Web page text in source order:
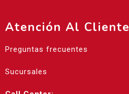
Atención Al Cliente
Preguntas frecuentes
Sucursales